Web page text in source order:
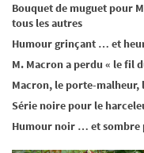
Bouquet de muguet pour
tous les autres
Humour grinçant … et
M. Macron a perdu « le fil
Macron, le porte-
Série noire pour le
Humour noir … et sombre